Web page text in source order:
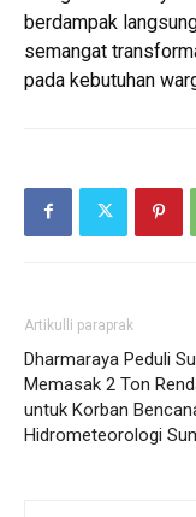
berdampak
semangat
pada kebutuhan
Artikulli paraprak
Dharmaraya Peduli
Memasak 2 Ton
untuk Korban
Hidrometeorologi